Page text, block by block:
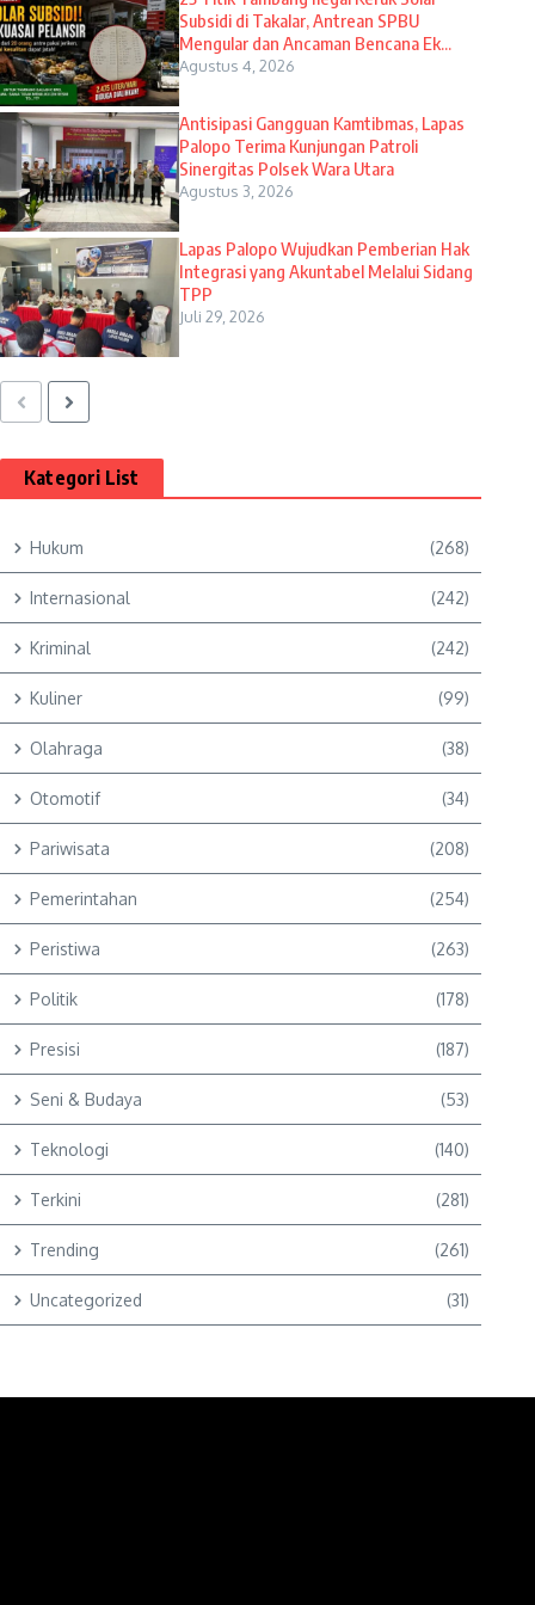
Subsidi di Takalar, Antrean SPBU
Mengular dan Ancaman Bencana Ek...
Agustus 4, 2026
Antisipasi Gangguan Kamtibmas, Lapas
Palopo Terima Kunjungan Patroli
Sinergitas Polsek Wara Utara
Agustus 3, 2026
Lapas Palopo Wujudkan Pemberian Hak
Integrasi yang Akuntabel Melalui Sidang
TPP
Juli 29, 2026
Kategori List
Hukum (268)
Internasional (242)
Kriminal (242)
Kuliner (99)
Olahraga (38)
Otomotif (34)
Pariwisata (208)
Pemerintahan (254)
Peristiwa (263)
Politik (178)
Presisi (187)
Seni & Budaya (53)
Teknologi (140)
Terkini (281)
Trending (261)
Uncategorized (31)